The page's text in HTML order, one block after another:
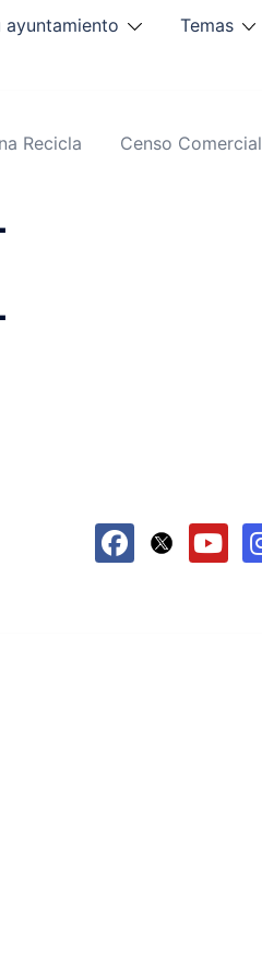
ayuntamiento
Temas
Recicla Censo Comercial